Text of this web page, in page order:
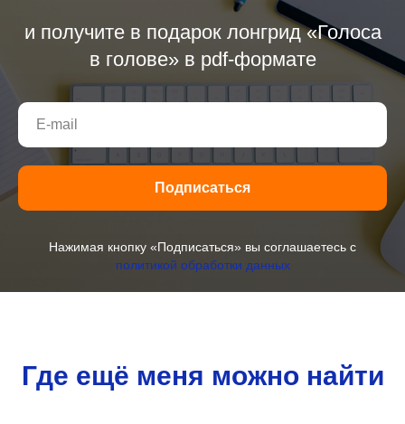
и получите в подарок лонгрид «Голоса
в голове» в pdf-формате
Подписаться
Нажимая кнопку «Подписаться» вы соглашаетесь с
политикой обработки данных
Где ещё меня можно найти